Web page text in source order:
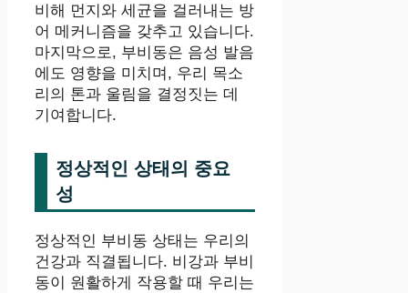
비해 먼지와 세균을 걸러내는 방
어 메커니즘을 갖추고 있습니다.
마지막으로, 부비동은 음성 발음
에도 영향을 미치며, 우리 목소
리의 톤과 울림을 결정짓는 데
기여합니다.
정상적인 상태의 중요
성
정상적인 부비동 상태는 우리의
건강과 직결됩니다. 비강과 부비
동이 원활하게 작용할 때 우리는